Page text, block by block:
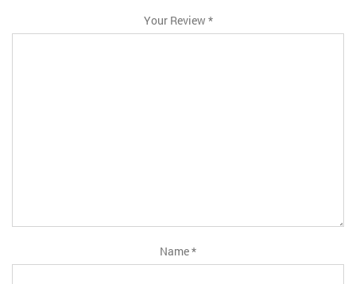
1 4
Your Review *
Name*